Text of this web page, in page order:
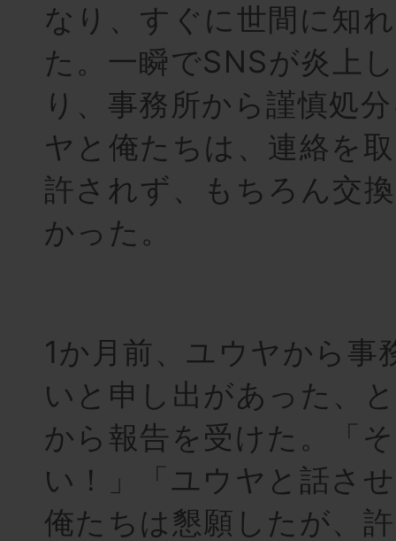
なり、すぐに世間に知
た。一瞬でSNSが炎上
り、事務所から謹慎処
ヤと俺たちは、連絡を
許されず、もちろん交
かった。
1か月前、ユウヤから事
いと申し出があった、
から報告を受けた。「
い！」「ユウヤと話さ
俺たちは懇願したが、